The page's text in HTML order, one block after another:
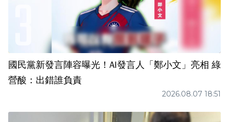
國民黨新發言陣容曝光！AI發言人「鄭小文」亮相 綠
營酸：出錯誰負責
2026.08.07 18:51